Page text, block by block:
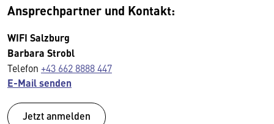
Ansprechpartner und Kontakt:
WIFI Salzburg
Barbara Strobl
Telefon +43 662 8888 447
E-Mail senden
Jetzt anmelden